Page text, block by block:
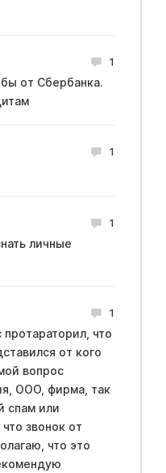
1
от Сбербанка.
1
1
личные
1
что
от кого
вопрос
ООО, фирма, так
спам или
звонок от
что это